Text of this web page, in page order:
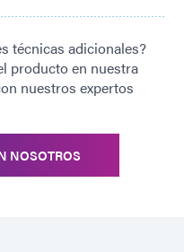
técnicas adicionales?
producto en nuestra
nuestros expertos
NOSOTROS